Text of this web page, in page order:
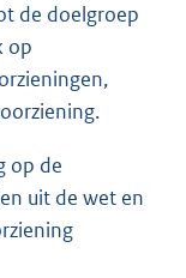
de doelgroep
op
op de
uit de wet en